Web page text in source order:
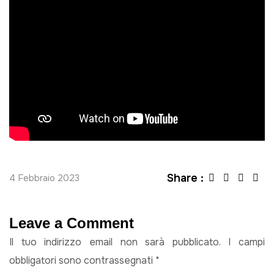
4 Febbraio 2023 Share :
Leave a Comment
Il tuo indirizzo email non sarà pubblicato.
I campi
obbligatori sono contrassegnati *